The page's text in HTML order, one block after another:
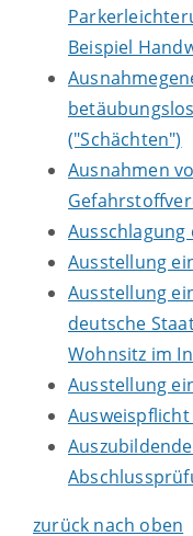
Beispiel
("Schächten")
Ausnahmen
Ausstellung
Ausstellung
deutsche
Wohnsitz im
Ausstellung
zurück nach oben